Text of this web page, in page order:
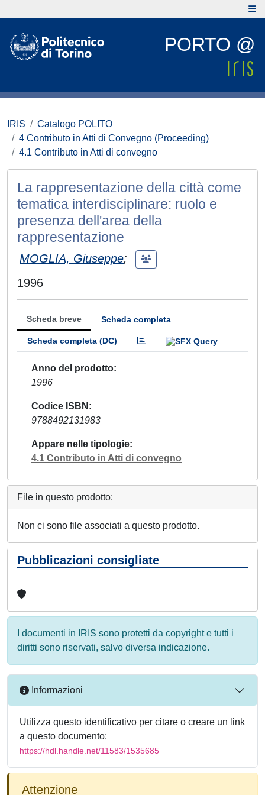
PORTO @
IRIS
Catalogo POLITO
4 Contributo in Atti di Convegno (Proceeding)
4.1 Contributo in Atti di convegno
La rappresentazione della città come
tematica interdisciplinare: ruolo e
presenza dell'area della
rappresentazione
MOGLIA, Giuseppe;
1996
Scheda breve Scheda completa
Scheda completa (DC)
Anno del prodotto
1996
Codice ISBN
9788492131983
Appare nelle tipologie
4.1 Contributo in Atti di convegno
File in questo prodotto:
Non ci sono file associati a questo prodotto.
Pubblicazioni consigliate
I documenti in IRIS sono protetti da copyright e tutti i
diritti sono riservati, salvo diversa indicazione.
Informazioni
Utilizza questo identificativo per citare o creare un link
a questo documento:
https://hdl.handle.net/11583/1535685
Attenzione